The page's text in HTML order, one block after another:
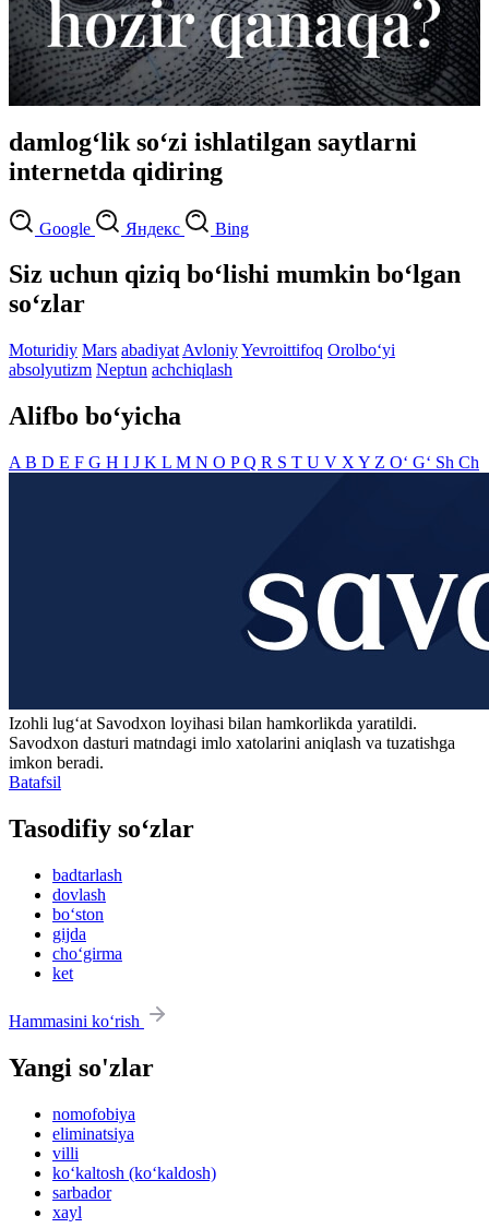
damlog‘lik so‘zi ishlatilgan saytlarni
internetda qidiring
Google Яндекс Bing
Siz uchun qiziq bo‘lishi mumkin bo‘lgan
so‘zlar
Moturidiy Mars abadiyat AvloniyYevroittifoq Orolbo‘yi
absolyutizm Neptun achchiqlash
Alifbo bo‘yicha
A B D E F G H I J K L M N O PQ R S T U V X Y Z O‘ G‘ Sh Ch
Izohli lugʻat Savodxon loyihasi bilan hamkorlikda yaratildi.
Savodxon dasturi matndagi imlo xatolarini aniqlash va tuzatishga
imkon beradi.
Batafsil
Tasodifiy so‘zlar
badtarlash
dovlash
bo‘ston
gijda
cho‘girma
ket
Hammasini ko‘rish
Yangi so'zlar
nomofobiya
eliminatsiya
villi
ko‘kaltosh (ko‘kaldosh)
sarbador
xayl